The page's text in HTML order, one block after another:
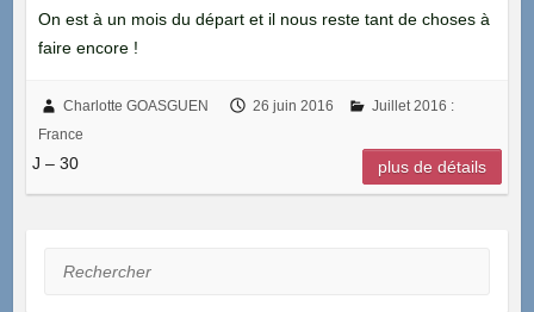
On est à un mois du départ et il nous reste tant de choses à
faire encore !
Charlotte GOASGUEN 26 juin 2016
Juillet 2016 :
France
J – 30 plus de détails
Rechercher